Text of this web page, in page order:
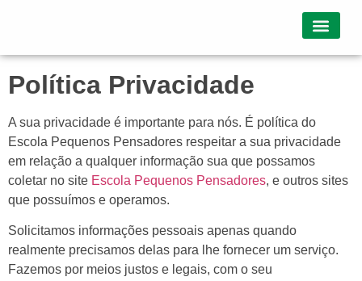
Política Privacidade
A sua privacidade é importante para nós. É política do
Escola Pequenos Pensadores respeitar a sua privacidade
em relação a qualquer informação sua que possamos
coletar no site Escola Pequenos Pensadores, e outros sites
que possuímos e operamos.
Solicitamos informações pessoais apenas quando
realmente precisamos delas para lhe fornecer um serviço.
Fazemos por meios justos e legais, com o seu